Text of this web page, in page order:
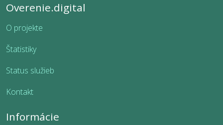
Overenie.digital
O projekte
Štatistiky
Status služieb
Kontakt
Informácie